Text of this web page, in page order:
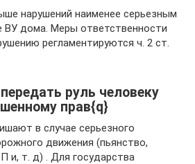
нарушений наименее серьезным
ВУ дома. Меры ответственности
регламентируются ч. 2 ст.
руль человеку
прав{q}
в случае серьезного
движения (пьянство,
и, т. д) . Для государства